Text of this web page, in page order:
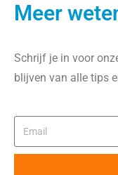
Meer
Schrijf je in voor
blijven van alle tips